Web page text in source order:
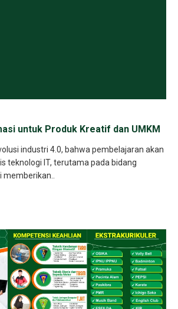
untuk Produk Kreatif dan UMKM
industri 4.0, bahwa pembelajaran akan
teknologi IT, terutama pada bidang